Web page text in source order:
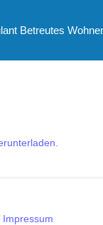
Betreutes
Impressum